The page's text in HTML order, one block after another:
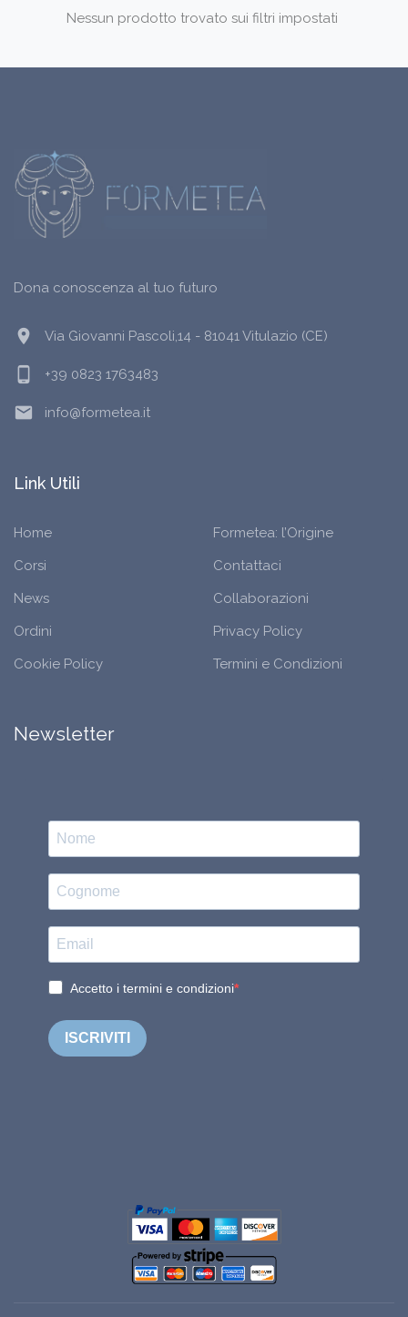
Nessun prodotto trovato sui filtri impostati
Dona conoscenza al tuo futuro
location_on Via Giovanni Pascoli,14 - 81041 Vitulazio (CE)
phone_android +39 0823 1763483
email info@formetea.it
Link Utili
Home
Formetea: l’Origine
Corsi
Contattaci
News
Collaborazioni
Ordini
Privacy Policy
Cookie Policy
Termini e Condizioni
Newsletter
Accetto i termini e condizioni
ISCRIVITI